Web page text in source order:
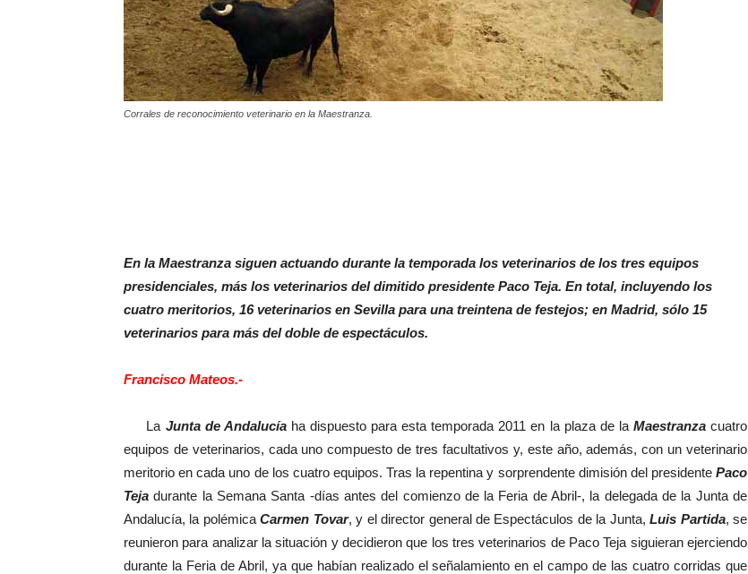
Corrales de reconocimiento veterinario en la Maestranza.
En la Maestranza siguen actuando durante la temporada los veterinarios de los tres equipos
presidenciales, más los veterinarios del dimitido presidente Paco Teja. En total, incluyendo los
cuatro meritorios, 16 veterinarios en Sevilla para una treintena de festejos; en Madrid, sólo 15
veterinarios para más del doble de espectáculos.
Francisco Mateos.-
La Junta de Andalucíaha dispuesto para esta temporada 2011 en la plaza de la Maestranzacuatro
equipos de veterinarios, cada uno compuesto de tres facultativos y, este año, además, con un veterinario
meritorio en cada uno de los cuatro equipos. Tras la repentina y sorprendente dimisión del presidente Paco
Teja durante la Semana Santa -días antes del comienzo de la Feria de Abril-, la delegada de la Junta de
Andalucía, la polémicaCarmen Tovar, y el director general de Espectáculos de la Junta,Luis Partida, se
reunieron para analizar la situación y decidieron que los tres veterinarios de Paco Teja siguieran ejerciendo
durante la Feria de Abril, ya que habían realizado el señalamiento en el campo de las cuatro corridas que